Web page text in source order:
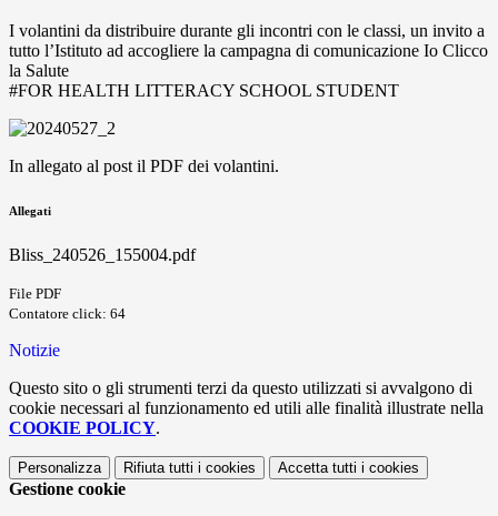
I volantini da distribuire durante gli incontri con le classi, un invito a
tutto l’Istituto ad accogliere la campagna di comunicazione Io Clicco
la Salute
#FOR HEALTH LITTERACY SCHOOL STUDENT
In allegato al post il PDF dei volantini.
Allegati
Bliss_240526_155004.pdf
File PDF
Contatore click: 64
Notizie
Questo sito o gli strumenti terzi da questo utilizzati si avvalgono di
cookie necessari al funzionamento ed utili alle finalità illustrate nella
COOKIE POLICY.
Personalizza Rifiuta tutti i cookies Accetta tutti i cookies
Gestione cookie